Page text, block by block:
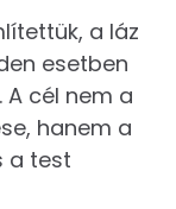
a láz
esetben
cél nem a
hanem a
a test